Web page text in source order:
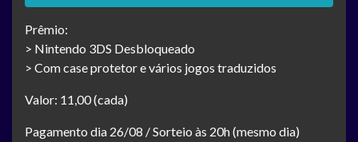
Prêmio:
> Nintendo 3DS Desbloqueado
> Com case protetor e vários jogos traduzidos
Valor: 11,00 (cada)
Pagamento dia 26/08 / Sorteio às 20h (mesmo dia)